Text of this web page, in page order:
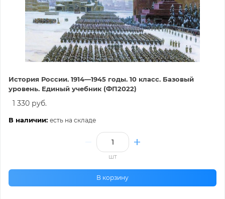
История России. 1914—1945 годы. 10 класс. Базовый
уровень. Единый учебник (ФП2022)
1 330 руб.
В наличии: есть на складе
шт
В корзину